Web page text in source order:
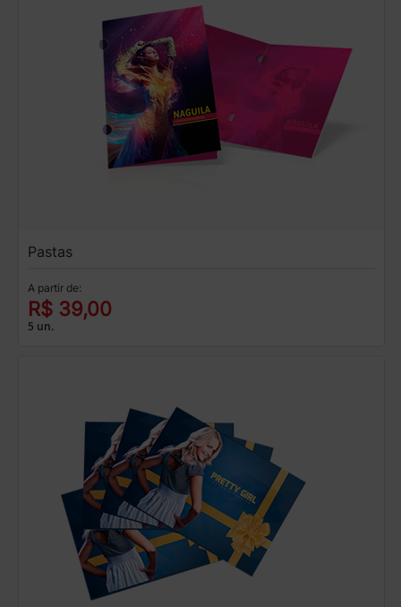
Pastas
A partir de:
R$ 39,00
5 un.